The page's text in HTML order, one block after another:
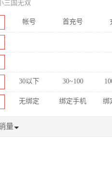
三国无双
帐号 首充号
30以下 30~100
无绑定 绑定手机 绑
量